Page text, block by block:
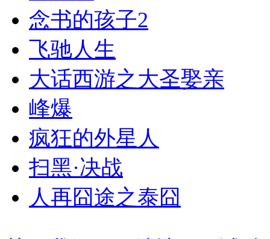
念书的孩子2
飞驰人生
大话西游之大圣娶亲
峰爆
疯狂的外星人
扫黑·决战
人再囧途之泰囧